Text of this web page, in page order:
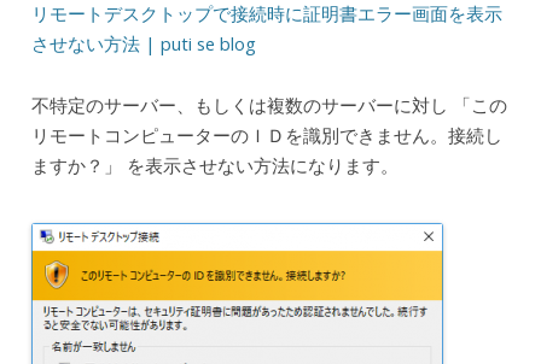
リモートデスクトップで接続時に証明書エラー画面を表示
させない方法 | puti se blog
不特定のサーバー、もしくは複数のサーバーに対し 「この
リモートコンピューターのＩＤを識別できません。接続し
ますか？」 を表示させない方法になります。